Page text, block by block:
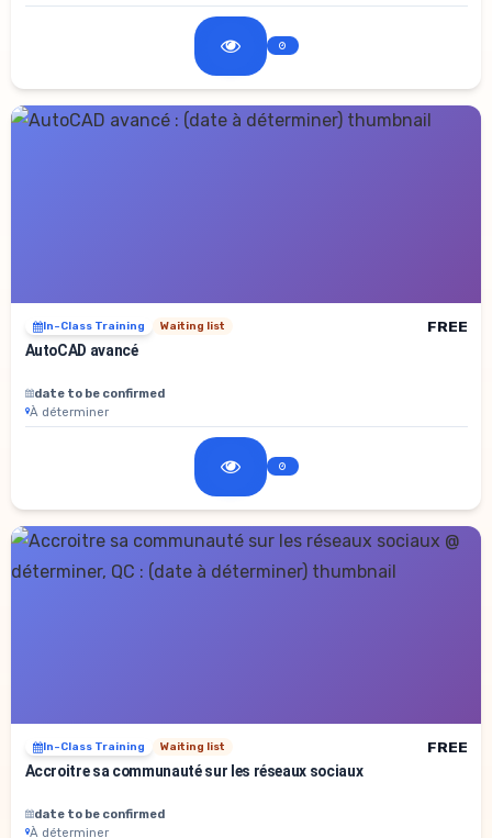
In-Class Training Waiting list
FREE
AutoCAD avancé
date to be confirmed
À déterminer
In-Class Training Waiting list
FREE
Accroitre sa communauté sur les réseaux sociaux
date to be confirmed
À déterminer